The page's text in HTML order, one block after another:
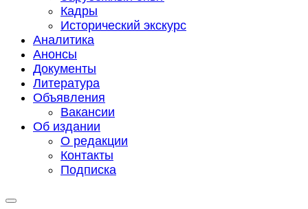
Кадры
Исторический экскурс
Аналитика
Анонсы
Документы
Литература
Объявления
Вакансии
Об издании
О редакции
Контакты
Подписка